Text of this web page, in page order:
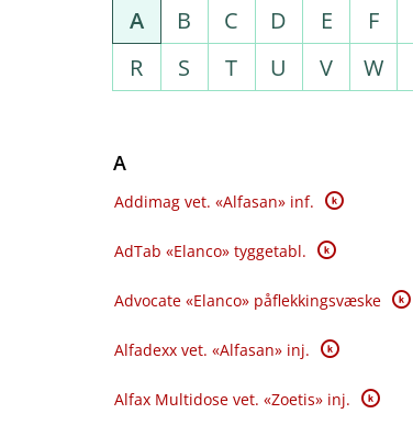
A B C D E F
R
S T U V W
A
Addimag vet. «Alfasan» inf. K
AdTab «Elanco» tyggetabl. K
Advocate «Elanco» påflekkingsvæske K
Alfadexx vet. «Alfasan» inj. K
Alfax Multidose vet. «Zoetis» inj. K